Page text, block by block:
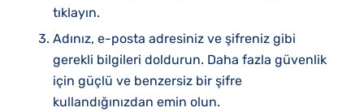
tıklayın.
Adınız, e-posta adresiniz ve şifreniz gibi
gerekli bilgileri doldurun. Daha fazla güvenlik
için güçlü ve benzersiz bir şifre
kullandığınızdan emin olun.